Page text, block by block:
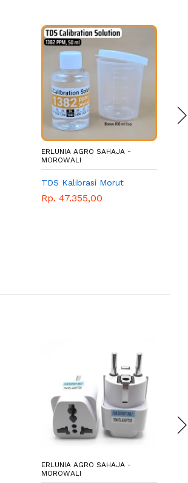
ERLUNIA AGRO SAHAJA -
MOROWALI
TDS Kalibrasi Morut
Rp. 47.355,00
ERLUNIA AGRO SAHAJA -
MOROWALI